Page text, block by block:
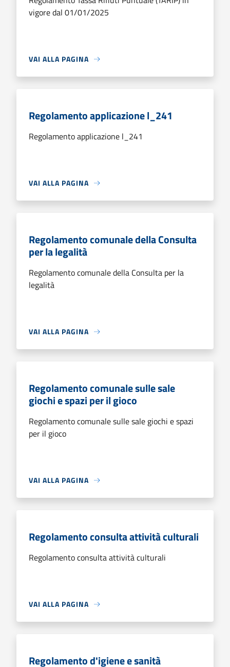
vigore dal 01/01/2025
VAI ALLA PAGINA
Regolamento applicazione l_241
Regolamento applicazione l_241
VAI ALLA PAGINA
Regolamento comunale della Consulta
per la legalità
Regolamento comunale della Consulta per la
legalità
VAI ALLA PAGINA
Regolamento comunale sulle sale
giochi e spazi per il gioco
Regolamento comunale sulle sale giochi e spazi
per il gioco
VAI ALLA PAGINA
Regolamento consulta attività culturali
Regolamento consulta attività culturali
VAI ALLA PAGINA
Regolamento d'igiene e sanità